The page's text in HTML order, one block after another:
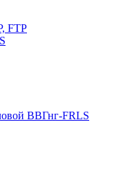
FTP
ВВГнг-FRLS